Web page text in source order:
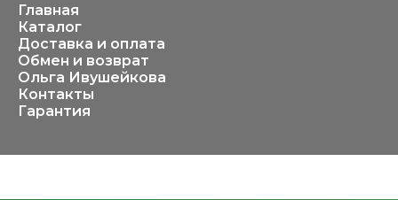
Главная
Каталог
Доставка и оплата
Обмен и возврат
Ольга Ивушейкова
Контакты
Гарантия